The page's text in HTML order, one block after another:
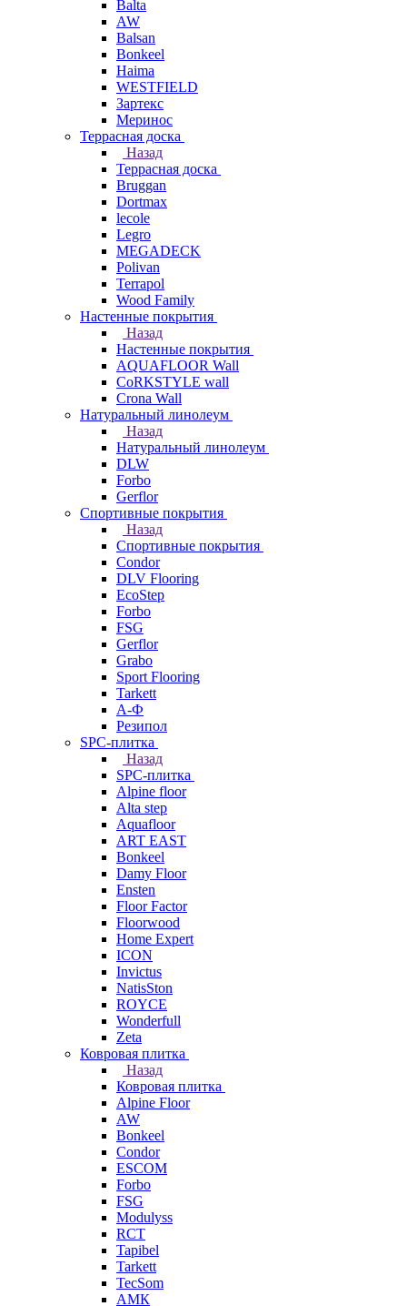
Balta
AW
Balsan
Bonkeel
Haima
WESTFIELD
Зартекс
Меринос
Террасная доска
Назад
Террасная доска
Bruggan
Dortmax
lecole
Legro
MEGADECK
Polivan
Terrapol
Wood Family
Настенные покрытия
Назад
Настенные покрытия
AQUAFLOOR Wall
CoRKSTYLE wall
Crona Wall
Натуральный линолеум
Назад
Натуральный линолеум
DLW
Forbo
Gerflor
Спортивные покрытия
Назад
Спортивные покрытия
Condor
DLV Flooring
EcoStep
Forbo
FSG
Gerflor
Grabo
Sport Flooring
Tarkett
А-Ф
Резипол
SPC-плитка
Назад
SPC-плитка
Alpine floor
Alta step
Aquafloor
ART EAST
Bonkeel
Damy Floor
Ensten
Floor Factor
Floorwood
Home Expert
ICON
Invictus
NatisSton
ROYCE
Wonderfull
Zeta
Ковровая плитка
Назад
Ковровая плитка
Alpine Floor
AW
Bonkeel
Condor
ESCOM
Forbo
FSG
Modulyss
RCT
Tapibel
Tarkett
TecSom
АМК